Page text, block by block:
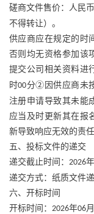
磋商文件售价：人民币
不得转让）。
供应商应在规定的时
否则均无资格参加该
提交公司相关资料进
时00分②因供应商未
注册申请导致其未能
应当及时更新其在报
新导致响应无效的责
五、投标文件的递交
递交截止时间： 2026年
递交方式：纸质文件
六、开标时间
开标时间： 2026年06月